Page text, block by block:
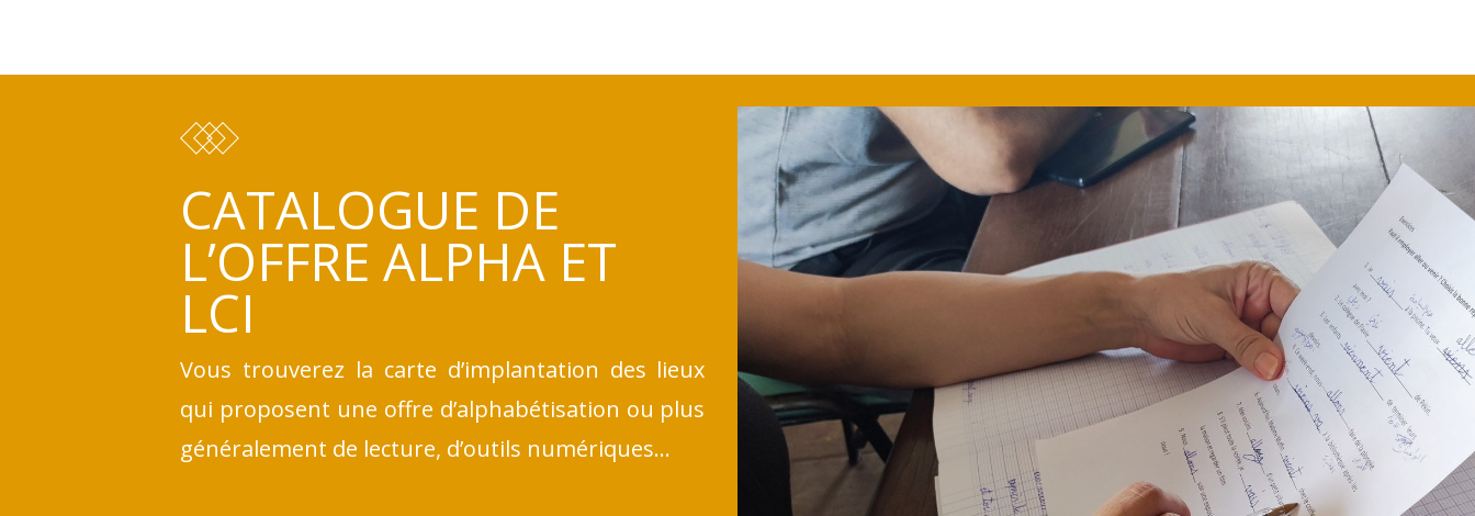
CATALOGUE DE
L’OFFRE ALPHA ET
LCI
Vous trouverez la carte d’implantation des lieux
qui proposent une offre d’alphabétisation ou plus
généralement de lecture, d’outils numériques…